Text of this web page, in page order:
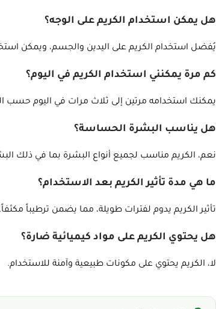
هل يمكن استخدام الكريم على الوجه؟
يُفضل استخدام الكريم على اليدين والجسم، ويمكن
كم مرة يمكنني استخدام الكريم في اليوم؟
يمكنك استخدامه مرتين إلى ثلاث مرات في اليوم حسب
هل يناسب البشرة الحساسة؟
نعم، الكريم مناسب لجميع أنواع البشرة بما في ذلك
ما هي مدة تأثير الكريم بعد الاستخدام؟
تأثير الكريم يدوم لفترات طويلة، مما يضمن ترطيباً مكثفاً.
هل يحتوي الكريم على مواد كيميائية ضارة؟
لا، الكريم يحتوي على مكونات طبيعية وآمنة للاستخدام.